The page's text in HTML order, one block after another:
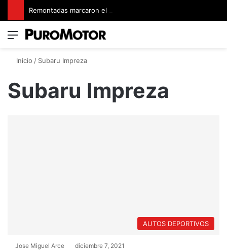
Menú
Inicio / Subaru Impreza
Subaru Impreza
AUTOS DEPORTIVOS
Jose Miguel Arce diciembre 7, 2021